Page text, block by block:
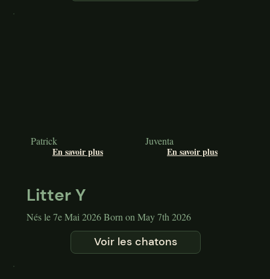
Patrick
En savoir plus
Juventa
En savoir plus
Litter Y
Nés le 7e Mai 2026 Born on May 7th 2026
Voir les chatons